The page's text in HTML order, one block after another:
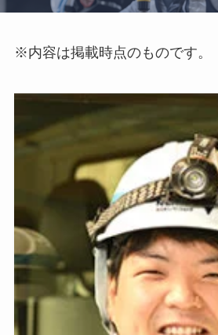
※内容は掲載時点のものです。